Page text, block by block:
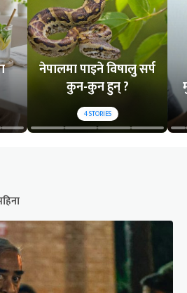
नेपालमा पाइने विषालु सर्प
कुन-कुन हुन् ?
4STORIES